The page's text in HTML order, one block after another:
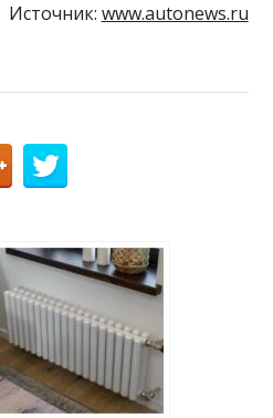
Источник: www.autonews.ru